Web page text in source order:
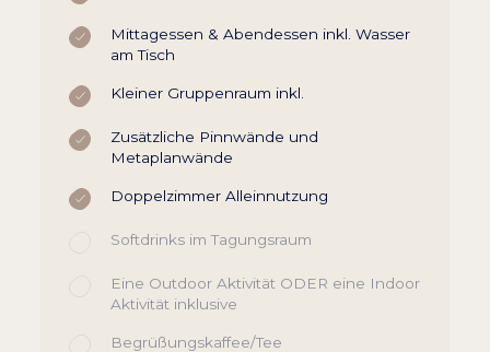
Mittagessen & Abendessen inkl. Wasser
am Tisch
Kleiner Gruppenraum inkl.
Zusätzliche Pinnwände und
Metaplanwände
Doppelzimmer Alleinnutzung
Softdrinks im Tagungsraum
Eine Outdoor Aktivität ODER eine Indoor
Aktivität inklusive
Begrüßungskaffee/Tee